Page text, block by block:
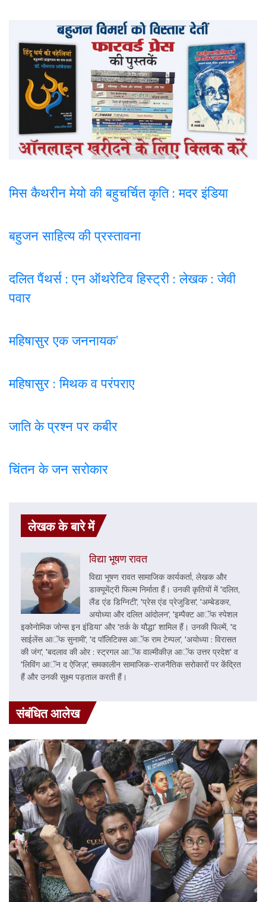
मिस कैथरीन मेयो की बहुचर्चित कृति : मदर इंडिया
बहुजन साहित्य की प्रस्तावना
दलित पैंथर्स : एन ऑथरेटिव हिस्ट्री : लेखक : जेवी
पवार
महिषासुर एक जननायक’
महिषासुर : मिथक व परंपराए
जाति के प्रश्न पर कबीर
चिंतन के जन सरोकार
लेखक के बारे में
विद्या भूषण रावत
विद्या भूषण रावत सामाजिक कार्यकर्ता, लेखक और
डाक्यूमेंट्री फिल्म निर्माता हैं। उनकी कृतियों में 'दलित,
लैंड एंड डिग्निटी', 'प्रेस एंड प्रेजुडिस', 'अम्बेडकर,
अयोध्या और दलित आंदोलन', 'इम्पैक्ट आॅफ स्पेशल
इकोनोमिक जोन्स इन इंडिया' और 'तर्क के यौद्धा' शामिल हैं। उनकी फिल्में, 'द
साईलेंस आॅफ सुनामी', 'द पाॅलिटिक्स आॅफ राम टेम्पल', 'अयोध्या : विरासत
की जंग', 'बदलाव की ओर : स्ट्रगल आॅफ वाल्मीकीज़ आॅफ उत्तर प्रदेश' व
'लिविंग आॅन द ऐजिज़', समकालीन सामाजिक-राजनैतिक सरोकारों पर केंद्रित
हैं और उनकी सूक्ष्म पड़ताल करती हैं।
संबंधित आलेख